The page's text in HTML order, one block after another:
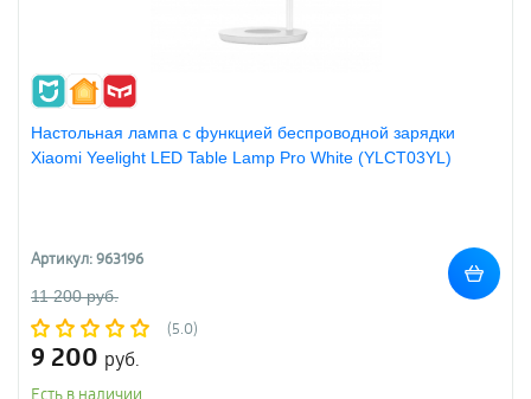
Настольная лампа с функцией беспроводной зарядки
Xiaomi Yeelight LED Table Lamp Pro White (YLCT03YL)
Артикул: 963196
11 200 руб.
(5.0)
9 200 руб.
Есть в наличии